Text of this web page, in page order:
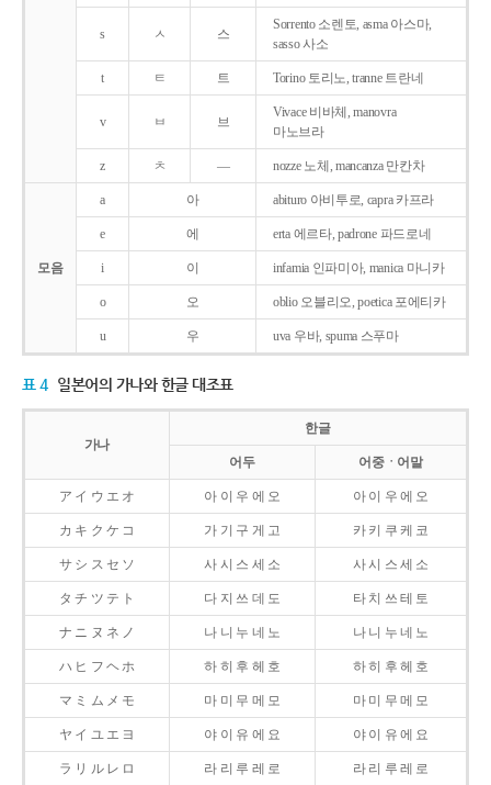
s ㅅ 스
Sorrento 소렌토, asma 아스마,
sasso 사소
t ㅌ 트 Torino 토리노, tranne 트란네
v ㅂ 브
Vivace 비바체, manovra
마노브라
z ㅊ ― nozze 노체, mancanza 만칸차
모음
a 아 abituro 아비투로, capra 카프라
e 에 erta 에르타, padrone 파드로네
i 이 infamia 인파미아, manica 마니카
o 오 oblio 오블리오, poetica 포에티카
u 우 uva 우바, spuma 스푸마
표 4 일본어의 가나와 한글 대조표
가나
한글
어두 어중ㆍ어말
ア イ ウ エ オ 아 이 우 에 오 아 이 우 에 오
カ キ ク ケ コ 가 기 구 게 고 카 키 쿠 케 코
サ シ ス セ ソ 사 시 스 세 소 사 시 스 세 소
タ チ ツ テ ト 다 지 쓰 데 도 타 치 쓰 테 토
ナ ニ ヌ ネ ノ 나 니 누 네 노 나 니 누 네 노
ハ ヒ フ ヘ ホ 하 히 후 헤 호 하 히 후 헤 호
マ ミ ム メ モ 마 미 무 메 모 마 미 무 메 모
ヤ イ ユ エ ヨ 야 이 유 에 요 야 이 유 에 요
ラ リ ル レ ロ 라 리 루 레 로 라 리 루 레 로